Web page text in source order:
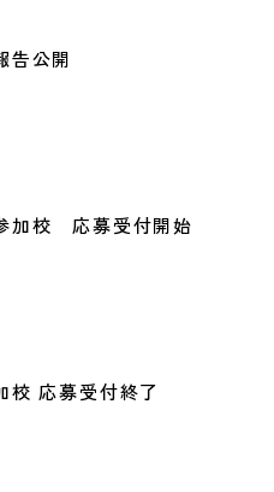
告公開
加校 応募受付開始
応募受付終了